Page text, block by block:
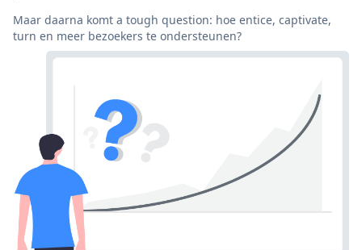
Maar daarna komt a tough question: hoe entice, captivate,
turn en meer bezoekers te ondersteunen?